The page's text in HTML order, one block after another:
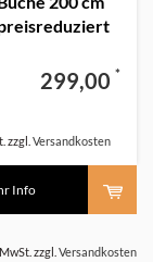
299,00 *
zzgl. Versandkosten
Info
zzgl. Versandkosten